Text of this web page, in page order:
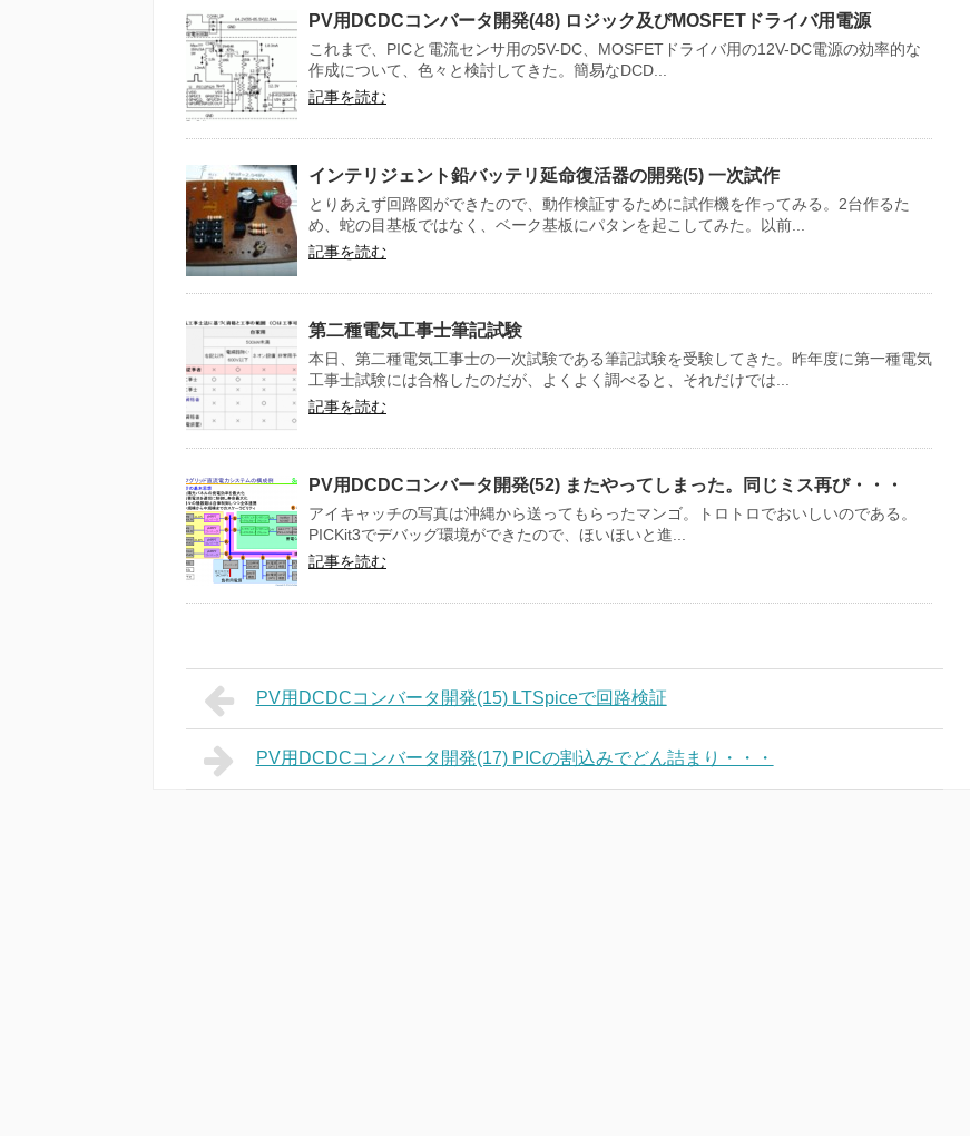
PV用DCDCコンバータ開発(48) ロジック及びMOSFETドライバ用電源
これまで、PICと電流センサ用の5V-DC、MOSFETドライバ用の12V-DC電源の効率的な
作成について、色々と検討してきた。簡易なDCD...
記事を読む
インテリジェント鉛バッテリ延命復活器の開発(5) 一次試作
とりあえず回路図ができたので、動作検証するために試作機を作ってみる。2台作るた
め、蛇の目基板ではなく、ベーク基板にパタンを起こしてみた。以前...
記事を読む
第二種電気工事士筆記試験
本日、第二種電気工事士の一次試験である筆記試験を受験してきた。昨年度に第一種電気
工事士試験には合格したのだが、よくよく調べると、それだけでは...
記事を読む
PV用DCDCコンバータ開発(52) またやってしまった。同じミス再び・・・
アイキャッチの写真は沖縄から送ってもらったマンゴ。トロトロでおいしいのである。
PICKit3でデバッグ環境ができたので、ほいほいと進...
記事を読む
PV用DCDCコンバータ開発(15) LTSpiceで回路検証
PV用DCDCコンバータ開発(17) PICの割込みでどん詰まり・・・